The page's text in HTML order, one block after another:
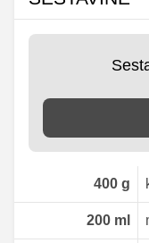
400g
200ml